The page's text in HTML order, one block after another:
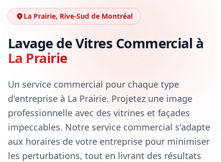
La Prairie, Rive-Sud de Montréal
Lavage de Vitres Commercial à
La Prairie
Un service commercial pour chaque type
d'entreprise à La Prairie. Projetez une image
professionnelle avec des vitrines et façades
impeccables. Notre service commercial s'adapte
aux horaires de votre entreprise pour minimiser
les perturbations, tout en livrant des résultats